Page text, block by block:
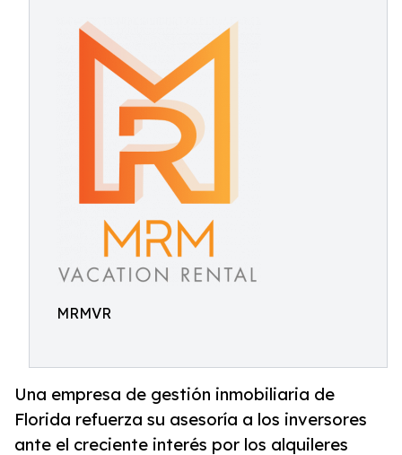
MRMVR
Una empresa de gestión inmobiliaria de
Florida refuerza su asesoría a los inversores
ante el creciente interés por los alquileres